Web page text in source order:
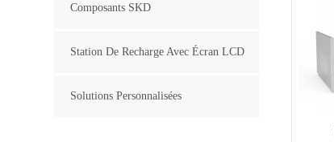
Composants SKD
Station De Recharge Avec Écran LCD
Solutions Personnalisées